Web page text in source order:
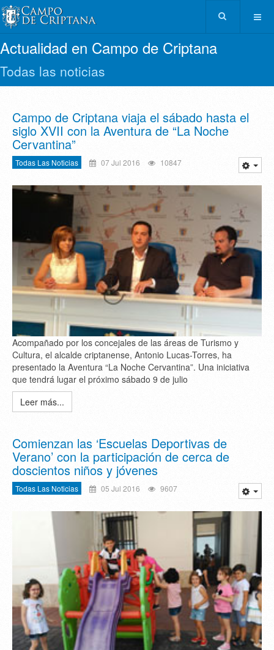
Actualidad en Campo de Criptana
Todas las noticias
Campo de Criptana viaja el sábado hasta el
siglo XVII con la Aventura de “La Noche
Cervantina”
Todas Las Noticias 07 Jul 2016 10847
Acompañado por los concejales de las áreas de Turismo y
Cultura, el alcalde criptanense, Antonio Lucas-Torres, ha
presentado la Aventura “La Noche Cervantina”. Una iniciativa
que tendrá lugar el próximo sábado 9 de julio
Leer más...
Comienzan las ‘Escuelas Deportivas de
Verano’ con la participación de cerca de
doscientos niños y jóvenes
Todas Las Noticias 05 Jul 2016 9607